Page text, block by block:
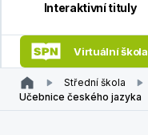
Interaktivní tituly
Virtuální škola
Střední škola
Učebnice českého jazyka